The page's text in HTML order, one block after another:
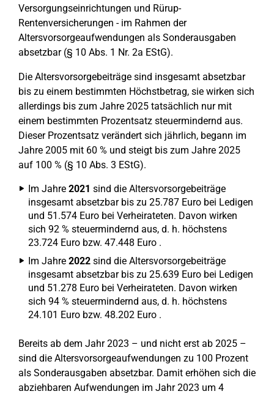
Versorgungseinrichtungen und Rürup-
Rentenversicherungen - im Rahmen der
Altersvorsorgeaufwendungen als Sonderausgaben
absetzbar (§ 10 Abs. 1 Nr. 2a EStG).
Die Altersvorsorgebeiträge sind insgesamt absetzbar
bis zu einem bestimmten Höchstbetrag, sie wirken sich
allerdings bis zum Jahre 2025 tatsächlich nur mit
einem bestimmten Prozentsatz steuermindernd aus.
Dieser Prozentsatz verändert sich jährlich, begann im
Jahre 2005 mit 60 % und steigt bis zum Jahre 2025
auf 100 % (§ 10 Abs. 3 EStG).
Im Jahre 2021 sind die Altersvorsorgebeiträge
insgesamt absetzbar bis zu 25.787 Euro bei Ledigen
und 51.574 Euro bei Verheirateten. Davon wirken
sich 92 % steuermindernd aus, d. h. höchstens
23.724 Euro bzw. 47.448 Euro .
Im Jahre 2022 sind die Altersvorsorgebeiträge
insgesamt absetzbar bis zu 25.639 Euro bei Ledigen
und 51.278 Euro bei Verheirateten. Davon wirken
sich 94 % steuermindernd aus, d. h. höchstens
24.101 Euro bzw. 48.202 Euro .
Bereits ab dem Jahr 2023 – und nicht erst ab 2025 –
sind die Altersvorsorgeaufwendungen zu 100 Prozent
als Sonderausgaben absetzbar. Damit erhöhen sich die
abziehbaren Aufwendungen im Jahr 2023 um 4